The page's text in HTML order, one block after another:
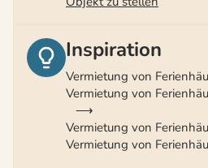
Inspiration
Vermietung von
Vermietung von
Vermietung von
Vermietung von